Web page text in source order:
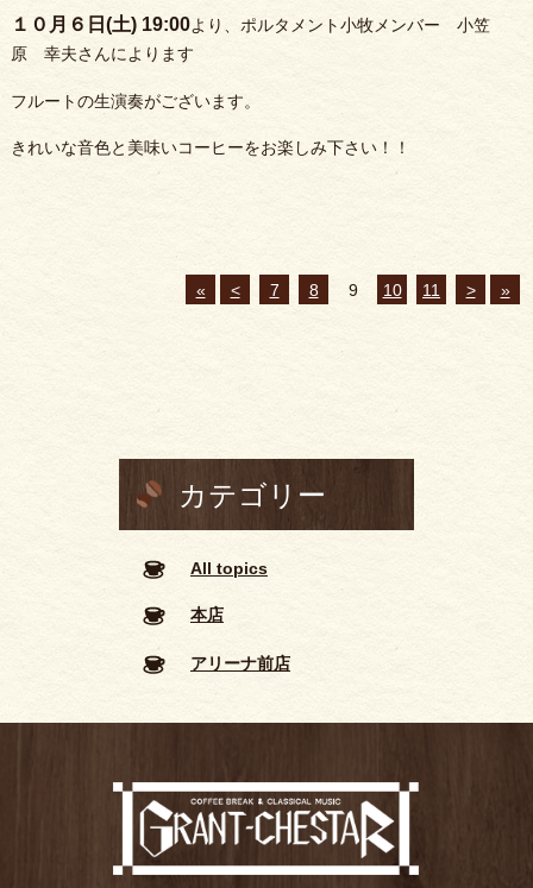
１０月６日(土) 19:00より、ポルタメント小牧メンバー 小笠
原 幸夫さんによります
フルートの生演奏がございます。
きれいな音色と美味いコーヒーをお楽しみ下さい！！
« < 7 8 9 10 11 > »
カテゴリー
All topics
本店
アリーナ前店